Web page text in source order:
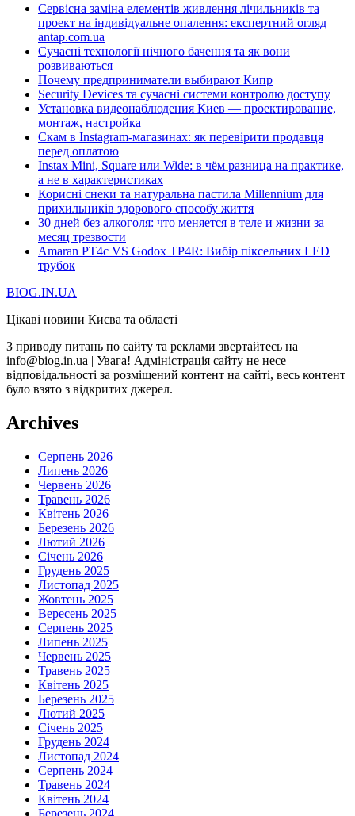
Сервісна заміна елементів живлення лічильників та
проект на індивідуальне опалення: експертний огляд
antap.com.ua
Сучасні технології нічного бачення та як вони
розвиваються
Почему предприниматели выбирают Кипр
Security Devices та сучасні системи контролю доступу
Установка видеонаблюдения Киев — проектирование,
монтаж, настройка
Скам в Instagram-магазинах: як перевірити продавця
перед оплатою
Instax Mini, Square или Wide: в чём разница на практике,
а не в характеристиках
Корисні снеки та натуральна пастила Millennium для
прихильників здорового способу життя
30 дней без алкоголя: что меняется в теле и жизни за
месяц трезвости
Amaran PT4c VS Godox TP4R: Вибір піксельних LED
трубок
BIOG.IN.UA
Цікаві новини Києва та області
З приводу питань по сайту та реклами звертайтесь на
info@biog.in.ua | Увага! Адміністрація сайту не несе
відповідальності за розміщений контент на сайті, весь контент
було взято з відкритих джерел.
Archives
Серпень 2026
Липень 2026
Червень 2026
Травень 2026
Квітень 2026
Березень 2026
Лютий 2026
Січень 2026
Грудень 2025
Листопад 2025
Жовтень 2025
Вересень 2025
Серпень 2025
Липень 2025
Червень 2025
Травень 2025
Квітень 2025
Березень 2025
Лютий 2025
Січень 2025
Грудень 2024
Листопад 2024
Серпень 2024
Травень 2024
Квітень 2024
Березень 2024